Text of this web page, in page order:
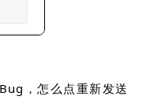
Bug ，怎么点重新发送